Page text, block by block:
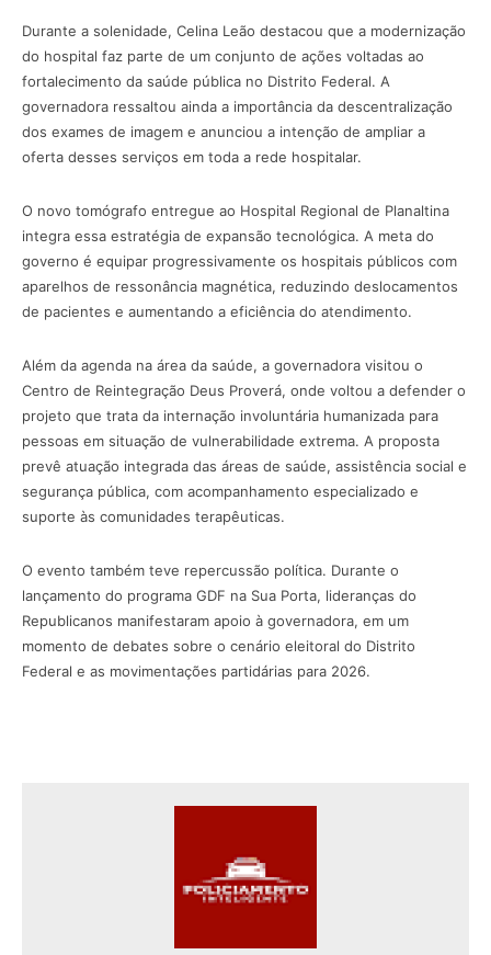
Durante a solenidade, Celina Leão destacou que a modernização
do hospital faz parte de um conjunto de ações voltadas ao
fortalecimento da saúde pública no Distrito Federal. A
governadora ressaltou ainda a importância da descentralização
dos exames de imagem e anunciou a intenção de ampliar a
oferta desses serviços em toda a rede hospitalar.
O novo tomógrafo entregue ao Hospital Regional de Planaltina
integra essa estratégia de expansão tecnológica. A meta do
governo é equipar progressivamente os hospitais públicos com
aparelhos de ressonância magnética, reduzindo deslocamentos
de pacientes e aumentando a eficiência do atendimento.
Além da agenda na área da saúde, a governadora visitou o
Centro de Reintegração Deus Proverá, onde voltou a defender o
projeto que trata da internação involuntária humanizada para
pessoas em situação de vulnerabilidade extrema. A proposta
prevê atuação integrada das áreas de saúde, assistência social e
segurança pública, com acompanhamento especializado e
suporte às comunidades terapêuticas.
O evento também teve repercussão política. Durante o
lançamento do programa GDF na Sua Porta, lideranças do
Republicanos manifestaram apoio à governadora, em um
momento de debates sobre o cenário eleitoral do Distrito
Federal e as movimentações partidárias para 2026.